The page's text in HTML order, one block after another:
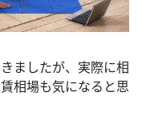
ましたが、実際に相
相場も気になると思